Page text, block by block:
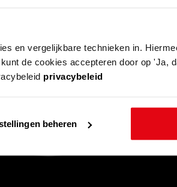
en vergelijkbare technieken in.
de cookies accepteren door op 'Ja,
privacybeleid
beheren